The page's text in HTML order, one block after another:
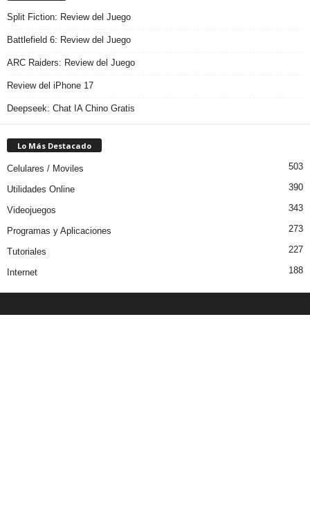
Split Fiction: Review del Juego
Battlefield 6: Review del Juego
ARC Raiders: Review del Juego
Review del iPhone 17
Deepseek: Chat IA Chino Gratis
Lo Más Destacado
Celulares / Moviles 503
Utilidades Online 390
Videojuegos 343
Programas y Aplicaciones 273
Tutoriales 227
Internet 188